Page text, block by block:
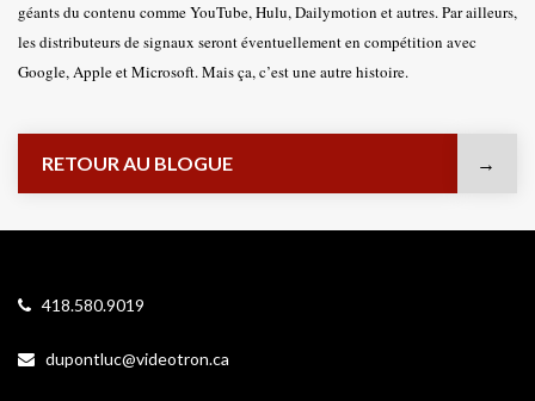
géants du contenu comme YouTube, Hulu, Dailymotion et autres. Par ailleurs,
les distributeurs de signaux seront éventuellement en compétition avec
Google, Apple et Microsoft. Mais ça, c’est une autre histoire.
RETOUR AU BLOGUE
418.580.9019
dupontluc@videotron.ca